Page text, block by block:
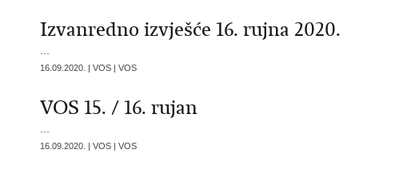
Izvanredno izvješće 16. rujna 2020.
16.09.2020. | VOS | VOS
VOS 15. / 16. rujan
16.09.2020. | VOS | VOS